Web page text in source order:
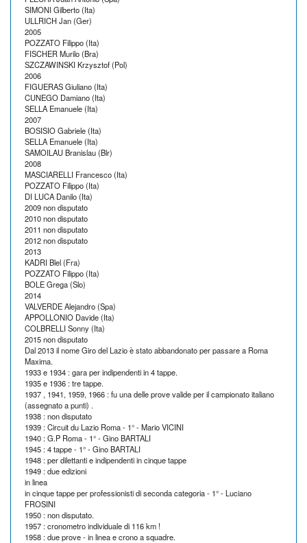
SIMONI Gilberto (Ita)
ULLRICH Jan (Ger)
2005
POZZATO Filippo (Ita)
FISCHER Murilo (Bra)
SZCZAWINSKI Krzysztof (Pol)
2006
FIGUERAS Giuliano (Ita)
CUNEGO Damiano (Ita)
SELLA Emanuele (Ita)
2007
BOSISIO Gabriele (Ita)
SELLA Emanuele (Ita)
SAMOILAU Branislau (Blr)
2008
MASCIARELLI Francesco (Ita)
POZZATO Filippo (Ita)
DI LUCA Danilo (Ita)
2009 non disputato
2010 non disputato
2011 non disputato
2012 non disputato
2013
KADRI Blel (Fra)
POZZATO Filippo (Ita)
BOLE Grega (Slo)
2014
VALVERDE Alejandro (Spa)
APPOLLONIO Davide (Ita)
COLBRELLI Sonny (Ita)
2015 non disputato
Dal 2013 il nome Giro del Lazio è stato abbandonato per passare a Roma
Maxima.
1933 e 1934 : gara per indipendenti in 4 tappe.
1935 e 1936 : tre tappe.
1937 , 1941, 1959, 1966 : fu una delle prove valide per il campionato italiano
(assegnato a punti) .
1938 : non disputato
1939 : Circuit du Lazio Roma - 1° - Mario VICINI
1940 : G.P Roma - 1° - Gino BARTALI
1945 : 4 tappe - 1° - Gino BARTALI
1948 : per dilettanti e indipendenti in cinque tappe
1949 : due edizioni
in linea
in cinque tappe per professionisti di seconda categoria - 1° - Luciano
FROSINI
1950 : non disputato.
1957 : cronometro individuale di 116 km !
1958 : due prove - in linea e crono a squadre.